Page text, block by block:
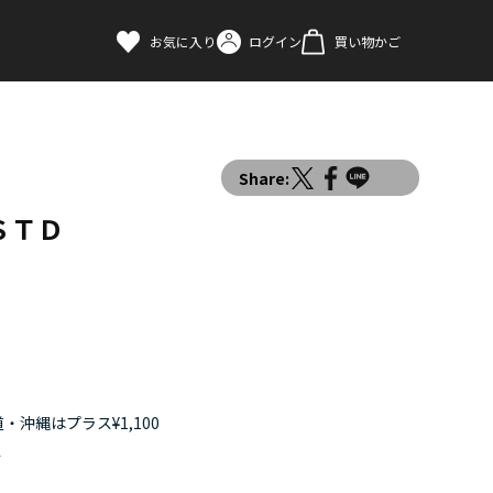
お気に入り ログイン 買い物かご
Share:
Ｄ
沖縄はプラス¥1,100